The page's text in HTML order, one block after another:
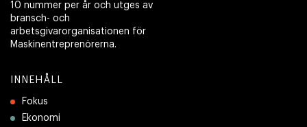
10 nummer per år och utges av
bransch- och
arbetsgivarorganisationen för
Maskinentreprenörerna.
INNEHÅLL
Fokus
Ekonomi